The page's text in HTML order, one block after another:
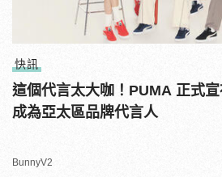
快訊
這個代言太大咖！PUMA 正式宣
成為亞太區品牌代言人
BunnyV2